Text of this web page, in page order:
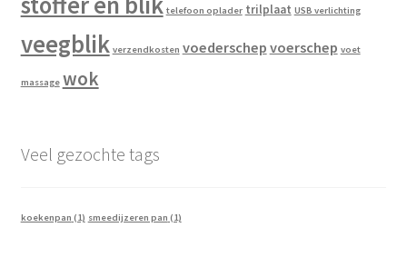
telefoon oplader trilplaat USB verlichting
veegblik verzendkosten voederschep voerschep voet
massage wok
Veel gezochte tags
koekenpan (1) smeedijzeren pan (1)